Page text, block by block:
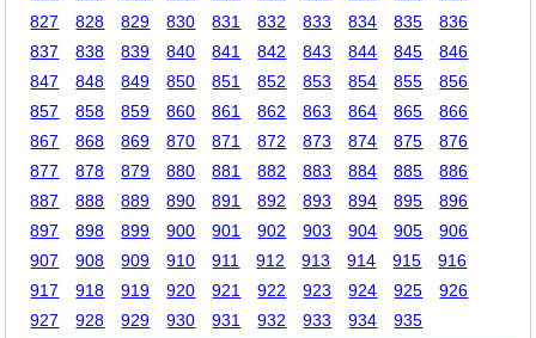
827
828 829 830 831 832 833 834 835
836
837
838 839 840 841 842 843 844 845
846
847
848 849 850 851 852 853 854 855
856
857
858 859 860 861 862 863 864 865
866
867
868 869 870 871 872 873 874 875
876
877
878 879 880 881 882 883 884 885
886
887
888 889 890 891 892 893 894 895
896
897
898 899 900 901 902 903 904 905
906
907
908 909 910 911 912 913 914 915
916
917
918 919 920 921 922 923 924 925
926
927
928 929 930 931 932 933 934 935